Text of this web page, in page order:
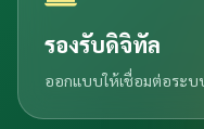
รองรับดิจิทัล
ออกแบบให้เชื่อมต่อระบ